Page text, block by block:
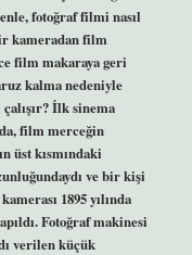
fotoğraf filmi nasıl
kameradan film
film makaraya geri
kalma nedeniyle
İlk sinema
film merceğin
üst kısmındaki
ve bir kişi
1895 yılında
Fotoğraf makinesi
verilen küçük